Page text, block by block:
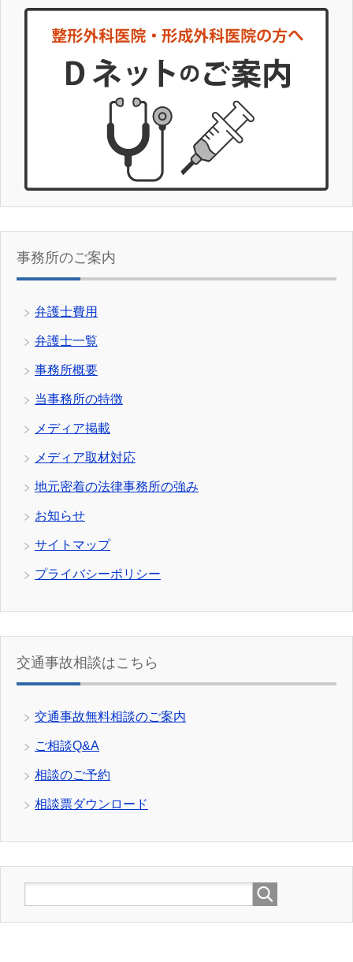
事務所のご案内
弁護士費用
弁護士一覧
事務所概要
当事務所の特徴
メディア掲載
メディア取材対応
地元密着の法律事務所の強み
お知らせ
サイトマップ
プライバシーポリシー
交通事故相談はこちら
交通事故無料相談のご案内
ご相談Q&A
相談のご予約
相談票ダウンロード